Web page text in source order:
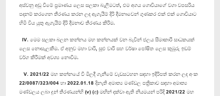
අස්වනු අඩු වීමේ ප්‍රමාණය ලෙස සලකා බැලීමටත්, එම අගය ගොවියාගේ වගා වපසරිය
පදනම් කරගෙන තීරණය කරන ලද ඇගැයීම් දිරි දීමනාවෙන් ගුණකර එක් එක් ගොවියාට
හිමි විය යුතු ඇගැයීම් දිරි දීමනාව තීරණය කිරීම.
IV. මෙම සලකා බලන කන්නය මහ කන්නයක් වන බැවින් ජලය සීමාකාරී සාධකයක්
ලෙස නොසැලකීම. ඒ අනුව මහා වාරි, සුළු වාරි සහ වර්ෂා පෝෂිත ලෙස කුඹුරු ඉඩම්
වර්ග කිරීමක් අවශ්‍ය නොවීම.
V. 2021/22 මහ කන්නයේ වී මිලදී ගැනීමේ වැඩසටහන සඳහා ඉදිරිපත් කරන ලද අංක
22/0087/323/004 හා 2022.01.18 දිනැති අමාත්‍ය මණ්ඩල පත්‍රිකාව සඳහා අමාත්‍ය
මණ්ඩලය ලබා දුන් තීරණයන්හි (v) (අ) මඟින් දක්වා ඇති නියමයන් පරිදි 2021/22 මහ